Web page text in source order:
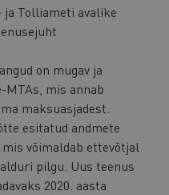
ja Tolliameti avalike
on mugav ja
MTAs, mis annab
maksuasjadest.
esitatud andmete
võimaldab ettevõtjal
pilgu. Uus teenus
2020. aasta